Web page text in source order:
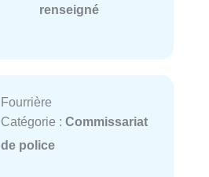
renseigné
Fourrière
Catégorie : Commissariat
de police